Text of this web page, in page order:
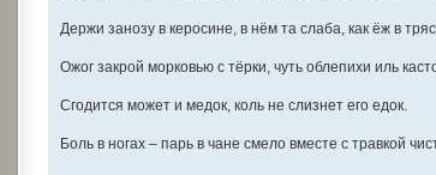
Держи занозу в керосине, в нём та слаба, как ёж в
Ожог закрой морковью с тёрки, чуть облепихи иль
Сгодится может и медок, коль не слизнет его едок.
Боль в ногах – парь в чане смело вместе с травкой